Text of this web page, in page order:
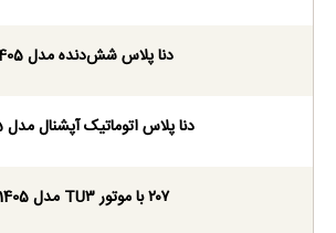
دنا پلاس شش‌دنده‌‌ مدل 1405
دنا پلاس اتوماتیک آپشنال مدل 1405
۲۰۷ با موتور TU۳ مدل 1405